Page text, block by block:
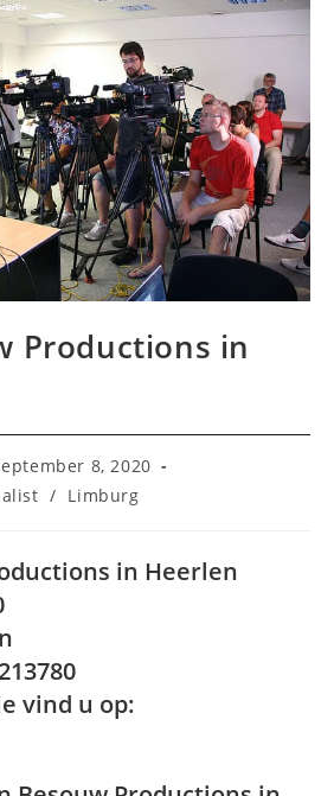
Productions in
8, 2020
/ Limburg
in Heerlen
vind u op: